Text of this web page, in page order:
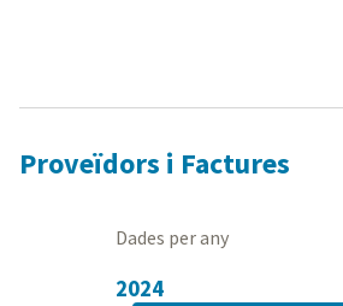
Proveïdors i Factures
Dades per any
2024